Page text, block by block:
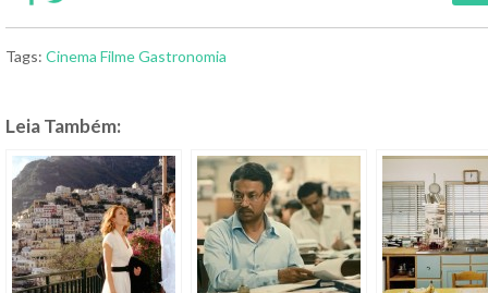
Tags: Cinema FilmeGastronomia
Leia Também: